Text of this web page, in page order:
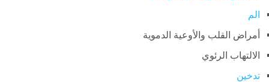
الم
أمراض القلب والأوعية الدموية
الالتهاب الرئوي
تدخين